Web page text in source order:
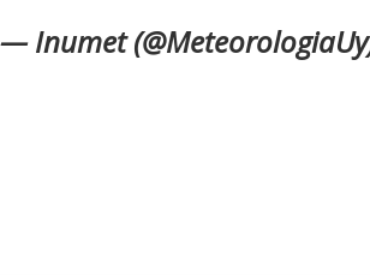
— Inumet